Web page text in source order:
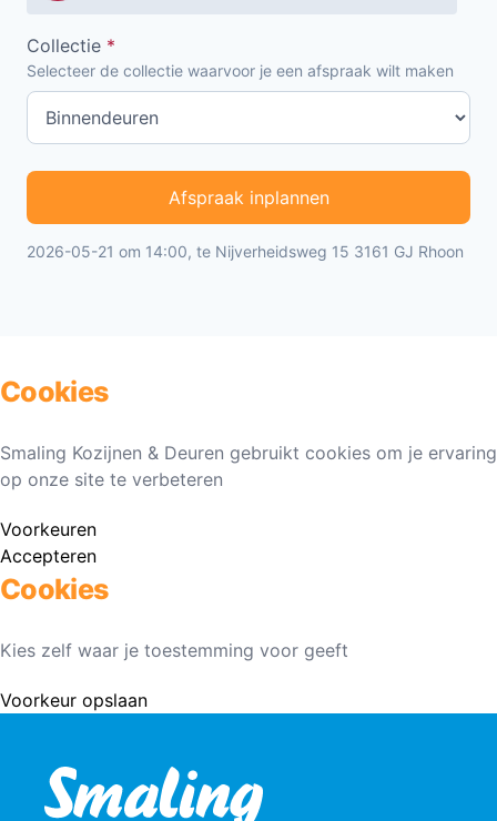
Collectie *
Selecteer de collectie waarvoor je een afspraak wilt maken
Afspraak inplannen
2026-05-21 om 14:00, te Nijverheidsweg 15 3161 GJ Rhoon
Cookies
Smaling Kozijnen & Deuren gebruikt cookies om je ervaring
op onze site te verbeteren
Voorkeuren
Accepteren
Cookies
Kies zelf waar je toestemming voor geeft
Voorkeur opslaan